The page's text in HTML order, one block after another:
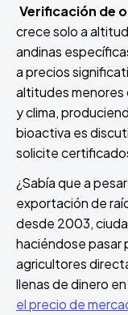
Verificación de
crece solo a
andinas
a precios
altitudes
y clima,
bioactiva es
solicite
¿Sabía que a
exportación de
desde 2003,
haciéndose pasar
agricultores
llenas de dinero
el precio de